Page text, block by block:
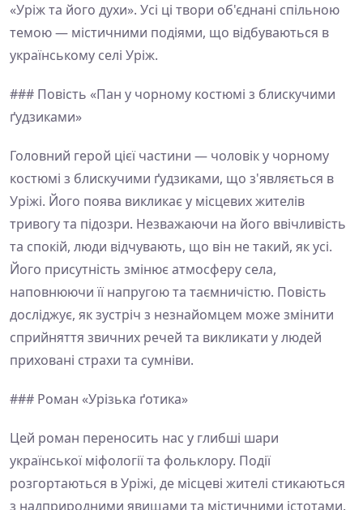
«Уріж та його духи». Усі ці твори об'єднані спільною
темою — містичними подіями, що відбуваються в
українському селі Уріж.
### Повість «Пан у чорному костюмі з блискучими
ґудзиками»
Головний герой цієї частини — чоловік у чорному
костюмі з блискучими ґудзиками, що з'являється в
Уріжі. Його поява викликає у місцевих жителів
тривогу та підозри. Незважаючи на його ввічливість
та спокій, люди відчувають, що він не такий, як усі.
Його присутність змінює атмосферу села,
наповнюючи її напругою та таємничістю. Повість
досліджує, як зустріч з незнайомцем може змінити
сприйняття звичних речей та викликати у людей
приховані страхи та сумніви.
### Роман «Урізька ґотика»
Цей роман переносить нас у глибші шари
української міфології та фольклору. Події
розгортаються в Уріжі, де місцеві жителі стикаються
з надприродними явищами та містичними істотами.